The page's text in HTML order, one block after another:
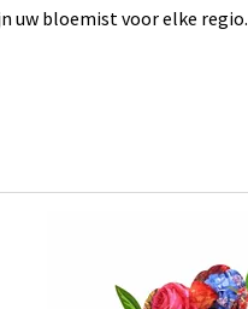
uw bloemist voor elke regio.